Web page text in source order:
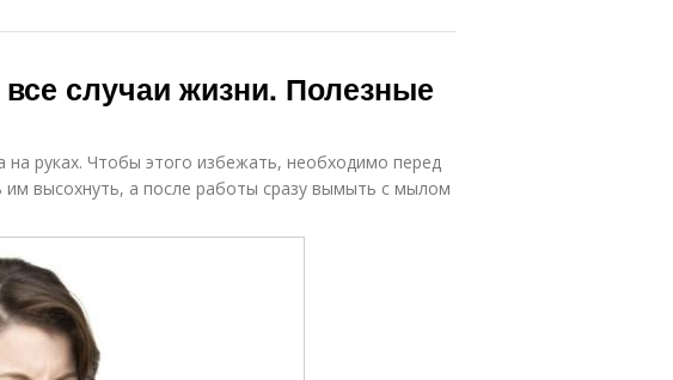
случаи жизни. Полезные
руках. Чтобы этого избежать, необходимо перед
им высохнуть, а после работы сразу вымыть с мылом